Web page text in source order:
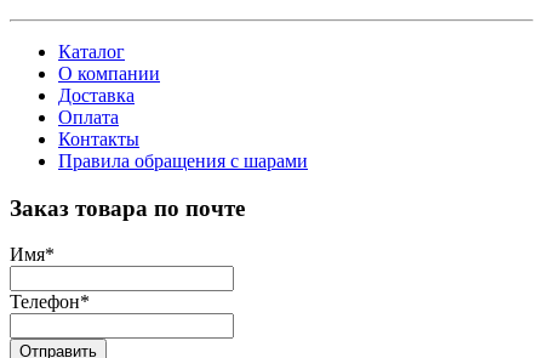
Каталог
О компании
Доставка
Оплата
Контакты
Правила обращения с шарами
Заказ товара по почте
Имя*
Телефон*
Отправить